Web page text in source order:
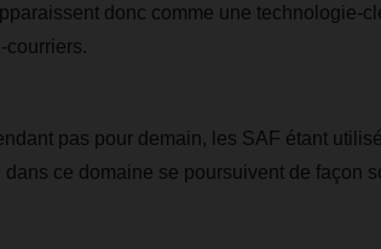
donc comme une technologie-
courriers.
pas pour demain, les SAF étant
ce domaine se poursuivent de façon